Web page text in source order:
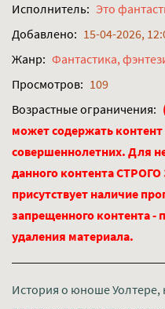
Исполнитель: Это
Добавлено: 15-04-2026,
Жанр: Фантастика,
Просмотров: 109
Возрастные ограничения:
может содержать
совершеннолетних. Для
данного контента
присутствует наличие
запрещенного контента -
удаления материала.
История о юноше Уолтере,